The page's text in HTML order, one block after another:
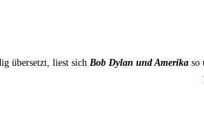
übersetzt, liest sich Bob Dylan und Amerika so